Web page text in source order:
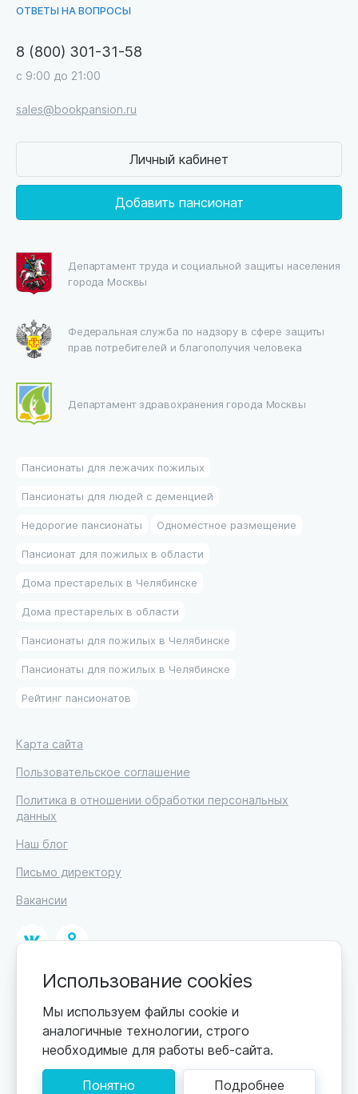
ОТВЕТЫ НА ВОПРОСЫ
8 (800) 301-31-58
с 9:00 до 21:00
sales@bookpansion.ru
Личный кабинет
Добавить пансионат
Департамент труда и социальной защиты населения
города Москвы
Федеральная служба по надзору в сфере защиты
прав потребителей и благополучия человека
Департамент здравохранения города Москвы
Пансионаты для лежачих пожилых
Пансионаты для людей с деменцией
Недорогие пансионаты Одноместное размещение
Пансионат для пожилых в области
Дома престарелых в Челябинске
Дома престарелых в области
Пансионаты для пожилых в Челябинске
Пансионаты для пожилых в Челябинске
Рейтинг пансионатов
Карта сайта
Пользовательское соглашение
Политика в отношении обработки персональных
данных
Наш блог
Письмо директору
Вакансии
© 2026
ИП Высоцкий Дмитрий Петрович, ИНН 233610721148
Цены обновляются по мере поступления новой
информации. Точную стоимость уточняйте у
пансионата. Информация, предоставленная на сайте,
не может быть использована для постановки
Использование cookies
Мы используем файлы cookie и
аналогичные технологии, строго
необходимые для работы веб-сайта.
Понятно Подробнее